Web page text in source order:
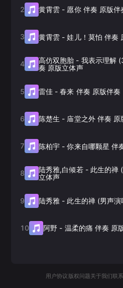
2 黄霄雲 - 愿你 伴奏 原版伴
3 黄霄雲 -娃儿！莫怕 伴奏
4 高仿双胞胎 - 我表示理解
奏 原版立体声
5 雷佳 -春来 伴奏 原版伴奏
6 陈楚生 - 庙堂之外 伴奏 原
7 陈柏宇 -你来自哪颗星 伴
8 陆秀雅,白倾若- 此生的禅 (女
立体声
9 陆秀雅 - 此生的禅 (男声
10 阿野 - 温柔的痛 伴奏 原
用户协议 版权问题关于我们联